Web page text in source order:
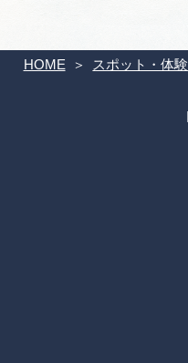
HOME スポット・体験